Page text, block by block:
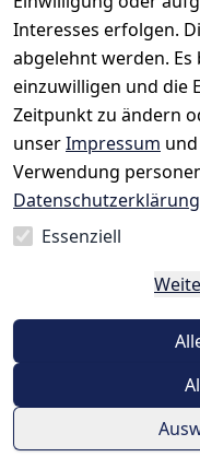
Interesses erfolgen.
abgelehnt werden.
einzuwilligen und die
Zeitpunkt zu ändern
unserImpressum
Verwendung
Datenschutzerklärung
Essenziell
Rechtliches
AGB
Impressum
Datenschutze
rklärung
Widerrufsrec
ht
Kontakt
©